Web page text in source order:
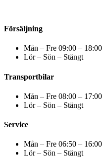
Försäljning
Mån – Fre 09:00 – 18:00
Lör – Sön – Stängt
Transportbilar
Mån – Fre 08:00 – 17:00
Lör – Sön – Stängt
Service
Mån – Fre 06:50 – 16:00
Lör – Sön – Stängt